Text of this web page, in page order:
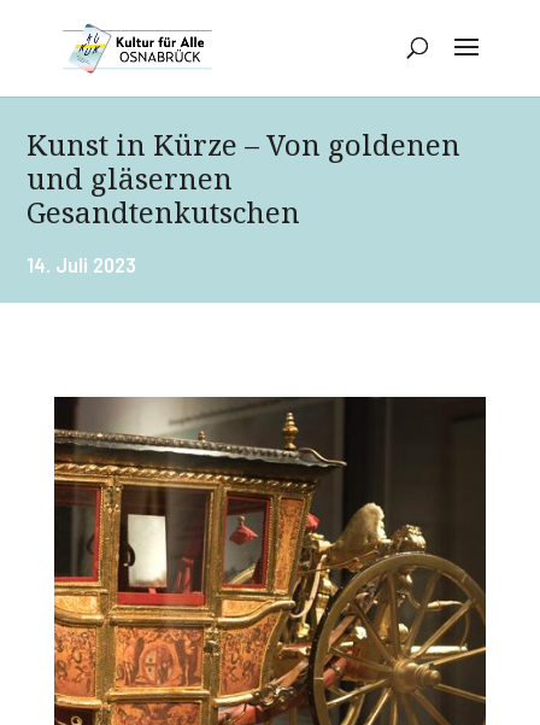
Kunst in Kürze – Von goldenen
und gläsernen
Gesandtenkutschen
14. Juli 2023